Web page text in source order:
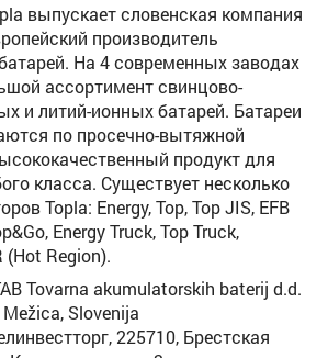
выпускает словенская компания
производитель
На 4 современных заводах
ассортимент свинцово-
и литий-ионных батарей. Батареи
по просечно-вытяжной
продукт для
класса. Существует несколько
Topla: Energy, Top, Top JIS, EFB
Energy Truck, Top Truck,
(Hot Region).
Tovarna akumulatorskih baterij d.d.
Slovenija
225710, Брестская